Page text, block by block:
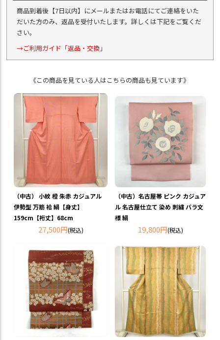
商品到着後【7日以内】にメールまたはお電話にてご連絡をいた
だいた方のみ、返品を受付いたします。詳しくは下記をご覧くだ
さい。
→ご利用ガイド「返品・交換」
《この商品を見ている人はこちらの商品も見ています》
（中古） 小紋 橙 朱赤 カジュアル
伊勢型 万筋 袷 絹【身丈】
159cm【裄丈】68cm
27,500円(税込)
（中古）名古屋帯 ピンク カジュア
ル 名古屋仕立て 染め 刺繍 バラ文
様 絹
19,800円(税込)